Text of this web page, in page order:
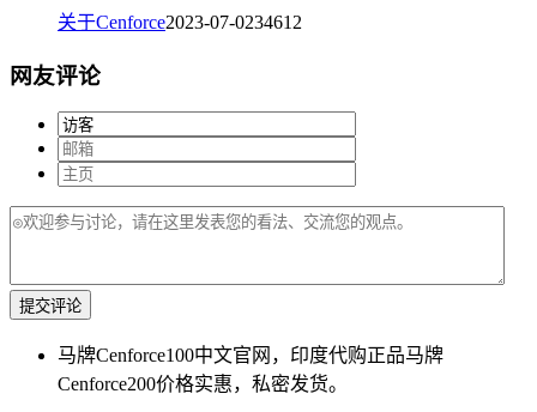
关于Cenforce2023-07-023461 2
网友评论
提交评论
马牌Cenforce100中文官网，印度代购正品马牌
Cenforce200价格实惠，私密发货。